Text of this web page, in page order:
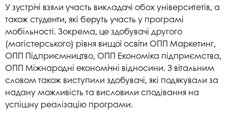
У зустрічі взяли участь викладачі обох університетів, а
також студенти, які беруть участь у програмі
мобільності. Зокрема, це здобувачі другого
(магістерського) рівня вищої освіти ОПП Маркетинг,
ОПП Підприємництво, ОПП Економіка підприємства,
ОПП Міжнародні економічні відносини. З вітальним
словом також виступили здобувачі, які подякували за
надану можливість та висловили сподівання на
успішну реалізацію програми.